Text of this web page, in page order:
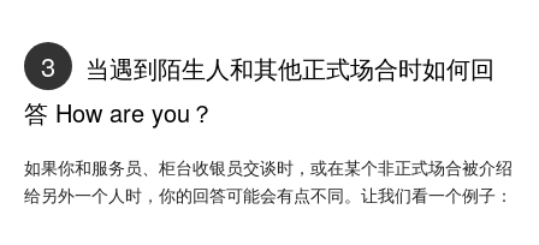
3
当遇到陌生人和其他正式场合时如何回
答 How are you？
如果你和服务员、柜台收银员交谈时，或在某个非正式场合被介绍
给另外一个人时，你的回答可能会有点不同。让我们看一个例子：